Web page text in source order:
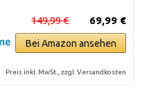
69,99 €
149,99 €
Bei Amazon ansehen
Preis inkl. MwSt., zzgl. Versandkosten